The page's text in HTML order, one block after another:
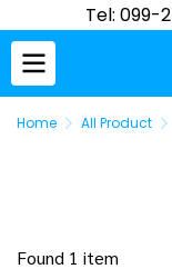
Tel: 099-
Home All Product
Found 1 item